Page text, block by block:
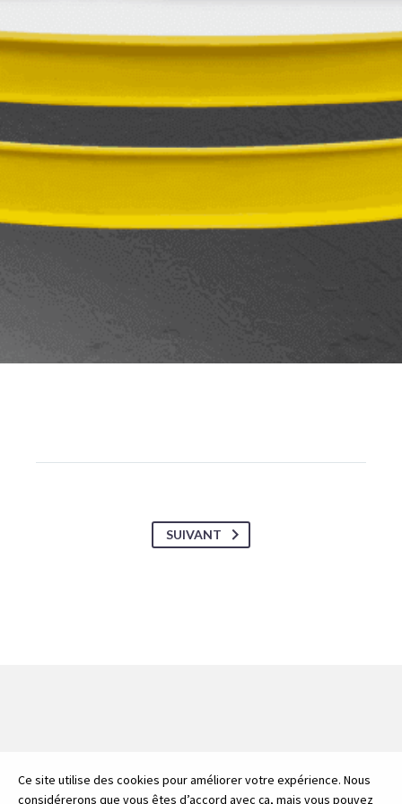
SUIVANT
Ce site utilise des cookies pour améliorer votre expérience. Nous
considérerons que vous êtes d’accord avec ça, mais vous pouvez